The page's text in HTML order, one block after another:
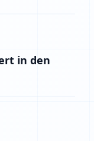
in den